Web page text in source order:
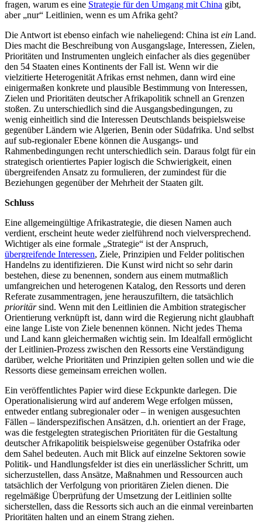
fragen, warum es eine Strategie für den Umgang mit China gibt,
aber „nur“ Leitlinien, wenn es um Afrika geht?
Die Antwort ist ebenso einfach wie naheliegend: China ist ein Land.
Dies macht die Beschreibung von Ausgangslage, Interessen, Zielen,
Prioritäten und Instrumenten ungleich einfacher als dies gegenüber
den 54 Staaten eines Kontinents der Fall ist. Wenn wir die
vielzitierte Heterogenität Afrikas ernst nehmen, dann wird eine
einigermaßen konkrete und plausible Bestimmung von Interessen,
Zielen und Prioritäten deutscher Afrikapolitik schnell an Grenzen
stoßen. Zu unterschiedlich sind die Ausgangsbedingungen, zu
wenig einheitlich sind die Interessen Deutschlands beispielsweise
gegenüber Ländern wie Algerien, Benin oder Südafrika. Und selbst
auf sub-regionaler Ebene können die Ausgangs- und
Rahmenbedingungen recht unterschiedlich sein. Daraus folgt für ein
strategisch orientiertes Papier logisch die Schwierigkeit, einen
übergreifenden Ansatz zu formulieren, der zumindest für die
Beziehungen gegenüber der Mehrheit der Staaten gilt.
Schluss
Eine allgemeingültige Afrikastrategie, die diesen Namen auch
verdient, erscheint heute weder zielführend noch vielversprechend.
Wichtiger als eine formale „Strategie“ ist der Anspruch,
übergreifende Interessen, Ziele, Prinzipien und Felder politischen
Handelns zu identifizieren. Die Kunst wird nicht so sehr darin
bestehen, diese zu benennen, sondern aus einem mutmaßlich
umfangreichen und heterogenen Katalog, den Ressorts und deren
Referate zusammentragen, jene herauszufiltern, die tatsächlich
prioritärsind. Wenn mit den Leitlinien die Ambition strategischer
Orientierung verknüpft ist, dann wird die Regierung nicht glaubhaft
eine lange Liste von Ziele benennen können. Nicht jedes Thema
und Land kann gleichermaßen wichtig sein. Im Idealfall ermöglicht
der Leitlinien-Prozess zwischen den Ressorts eine Verständigung
darüber, welche Prioritäten und Prinzipien gelten sollen und wie die
Ressorts diese gemeinsam erreichen wollen.
Ein veröffentlichtes Papier wird diese Eckpunkte darlegen. Die
Operationalisierung wird auf anderem Wege erfolgen müssen,
entweder entlang subregionaler oder – in wenigen ausgesuchten
Fällen – länderspezifischen Ansätzen, d.h. orientiert an der Frage,
was die festgelegten strategischen Prioritäten für die Gestaltung
deutscher Afrikapolitik beispielsweise gegenüber Ostafrika oder
dem Sahel bedeuten. Auch mit Blick auf einzelne Sektoren sowie
Politik- und Handlungsfelder ist dies ein unerlässlicher Schritt, um
sicherzustellen, dass Ansätze, Maßnahmen und Ressourcen auch
tatsächlich der Verfolgung von prioritären Zielen dienen. Die
regelmäßige Überprüfung der Umsetzung der Leitlinien sollte
sicherstellen, dass die Ressorts sich auch an die einmal vereinbarten
Prioritäten halten und an einem Strang ziehen.